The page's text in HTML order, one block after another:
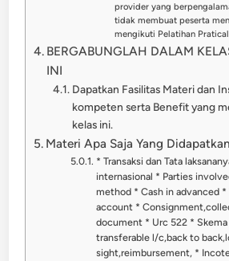
provider yang
tidak membuat peserta
mengikuti Pelatihan
BERGABUNGLAH DALAM
INI
Dapatkan Fasilitas Materi dan
kompeten serta Benefit yang
kelas ini.
Materi Apa Saja Yang Didapatkan
* Transaksi dan Tata
internasional * Parties
method * Cash in advanced
account *
document * Urc 522 *
transferable l/c,back to
sight,reimbursement, *